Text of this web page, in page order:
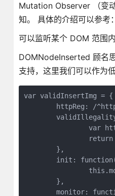
Mutation Observer （变
知。 具体的介绍可以参考
可以监听某个 DOM 范围内
DOMNodeInserted 顾名
支持，这里我们可以作为
var validInsertImg = {
httpReg: /
var
	},
init:
	},
monitor: